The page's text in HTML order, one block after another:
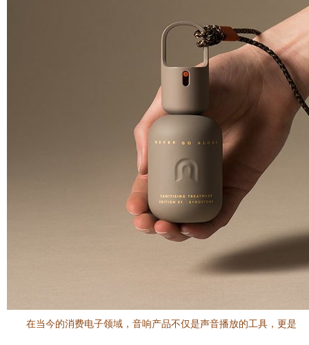
在当今的消费电子领域，音响产品不仅是声音播放的工具，更是